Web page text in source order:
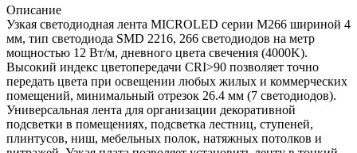
Описание
Узкая светодиодная лента MICROLED серии M266 шириной 4
мм, тип светодиода SMD 2216, 266 светодиодов на метр
мощностью 12 Вт/м, дневного цвета свечения (4000K).
Высокий индекс цветопередачи CRI>90 позволяет точно
передать цвета при освещении любых жилых и коммерческих
помещений, минимальный отрезок 26.4 мм (7 светодиодов).
Универсальная лента для организации декоративной
подсветки в помещениях, подсветка лестниц, ступеней,
плинтусов, ниш, мебельных полок, натяжных потолков и